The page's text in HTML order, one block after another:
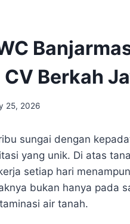
Berkah
25, 2026
sungai dengan
yang unik. Di atas
setiap hari
bukan hanya pada
air tanah.